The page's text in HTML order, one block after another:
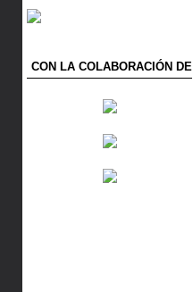
CON LA COLABORACIÓN DE